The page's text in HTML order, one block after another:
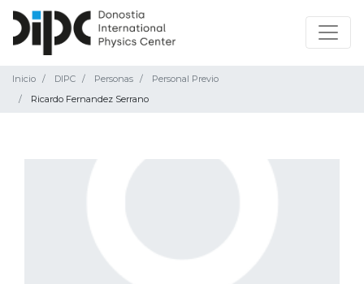
Inicio DIPC Personas
Personal Previo
Ricardo Fernandez Serrano